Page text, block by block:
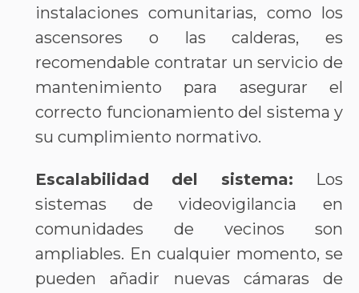
instalaciones comunitarias, como los
ascensores o las calderas, es
recomendable contratar un servicio de
mantenimiento para asegurar el
correcto funcionamiento del sistema y
su cumplimiento normativo.
Escalabilidad del sistema:
Los
sistemas de videovigilancia en
comunidades de vecinos son
ampliables. En cualquier momento, se
pueden añadir nuevas cámaras de